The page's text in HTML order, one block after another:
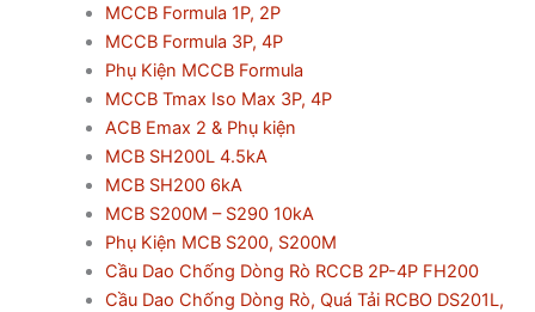
MCCB Formula 1P, 2P
MCCB Formula 3P, 4P
Phụ Kiện MCCB Formula
MCCB Tmax Iso Max 3P, 4P
ACB Emax 2 & Phụ kiện
MCB SH200L 4.5kA
MCB SH200 6kA
MCB S200M – S290 10kA
Phụ Kiện MCB S200, S200M
Cầu Dao Chống Dòng Rò RCCB 2P-4P FH200
Cầu Dao Chống Dòng Rò, Quá Tải RCBO DS201L,